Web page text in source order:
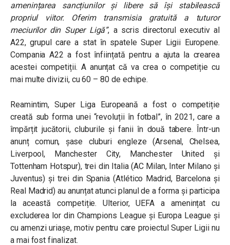
amenințarea sancțiunilor și libere să își stabilească
propriul viitor. Oferim transmisia gratuită a tuturor
meciurilor din Super Ligă”, a scris directorul executiv al
A22, grupul care a stat în spatele Super Ligii Europene.
Compania A22 a fost înființată pentru a ajuta la crearea
acestei competiții. A anunțat că va crea o competiție cu
mai multe divizii, cu 60 – 80 de echipe.
Reamintim, Super Liga Europeană a fost o competiție
creată sub forma unei “revoluții în fotbal”, în 2021, care a
împărțit jucătorii, cluburile și fanii în două tabere. Într-un
anunț comun, șase cluburi engleze (Arsenal, Chelsea,
Liverpool, Manchester City, Manchester United și
Tottenham Hotspur), trei din Italia (AC Milan, Inter Milano și
Juventus) și trei din Spania (Atlético Madrid, Barcelona și
Real Madrid) au anunțat atunci planul de a forma și participa
la această competiție. Ulterior, UEFA a amenințat cu
excluderea lor din Champions League și Europa League și
cu amenzi uriașe, motiv pentru care proiectul Super Ligii nu
a mai fost finalizat.